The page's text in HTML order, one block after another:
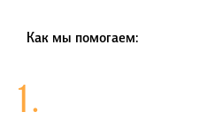
Как мы помогаем:
1.